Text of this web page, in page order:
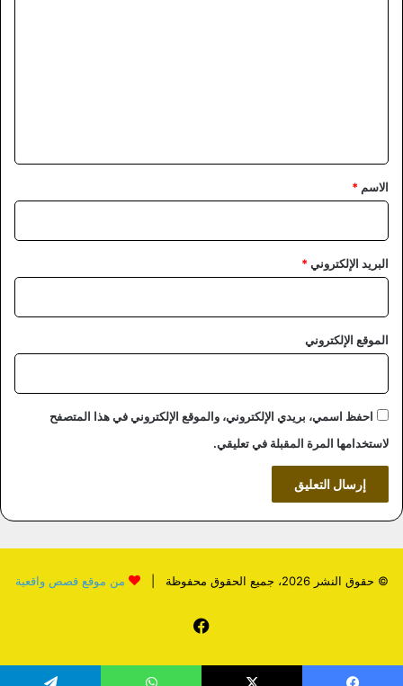
*
الاسم *
البريد الإلكتروني*
الموقع الإلكتروني
احفظ اسمي، بريدي الإلكتروني، والموقع الإلكتروني في هذا المتصفح
لاستخدامها المرة المقبلة في تعليقي.
© حقوق النشر 2026، جميع الحقوق محفوظة | من موقع قصص واقعية